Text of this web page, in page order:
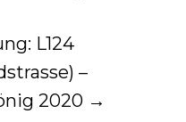
L124
–
2020 →